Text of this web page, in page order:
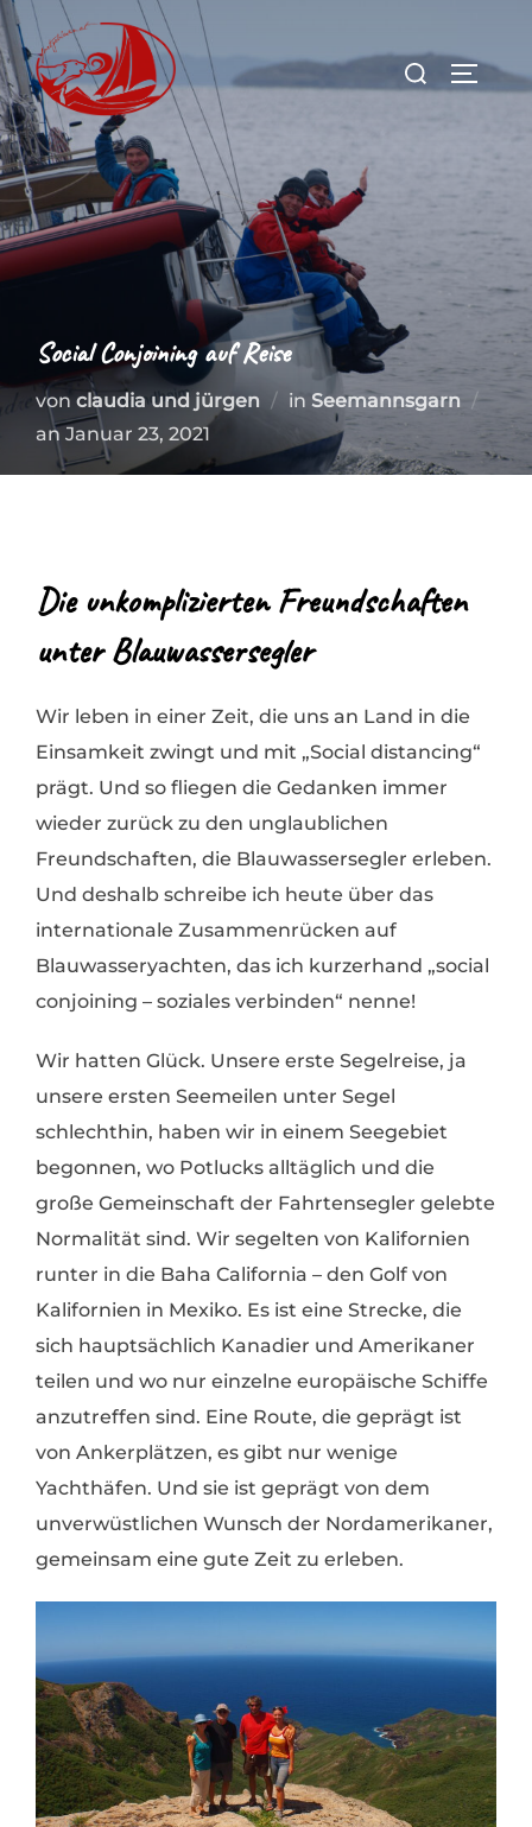
Zum
Inhalt
springen
Suchen
nach:
Social Conjoining auf Reise
von claudia und jürgen in Seemannsgarn
anVeröffentlicht
am
Januar 23, 2021
Die unkomplizierten Freundschaften
unter Blauwassersegler
Wir leben in einer Zeit, die uns an Land in die
Einsamkeit zwingt und mit „Social distancing“
prägt. Und so fliegen die Gedanken immer
wieder zurück zu den unglaublichen
Freundschaften, die Blauwassersegler erleben.
Und deshalb schreibe ich heute über das
internationale Zusammenrücken auf
Blauwasseryachten, das ich kurzerhand „social
conjoining – soziales verbinden“ nenne!
Wir hatten Glück. Unsere erste Segelreise, ja
unsere ersten Seemeilen unter Segel
schlechthin, haben wir in einem Seegebiet
begonnen, wo Potlucks alltäglich und die
große Gemeinschaft der Fahrtensegler gelebte
Normalität sind. Wir segelten von Kalifornien
runter in die Baha California – den Golf von
Kalifornien in Mexiko. Es ist eine Strecke, die
sich hauptsächlich Kanadier und Amerikaner
teilen und wo nur einzelne europäische Schiffe
anzutreffen sind. Eine Route, die geprägt ist
von Ankerplätzen, es gibt nur wenige
Yachthäfen. Und sie ist geprägt von dem
unverwüstlichen Wunsch der Nordamerikaner,
gemeinsam eine gute Zeit zu erleben.